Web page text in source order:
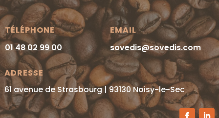
TÉLÉPHONE
01 48 02 99 00
EMAIL
sovedis@sovedis.com
ADRESSE
61 avenue de Strasbourg | 93130 Noisy-le-Sec